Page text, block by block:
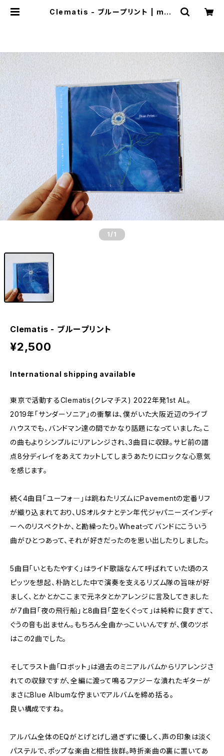
Clematis - ブループリント | mab
1 /1
Clematis - ブループリント
¥2,500
International shipping available
東京で活動するClematis(クレマチス) 2022年発1st AL。
2019年「サンダーソニア」の衝撃は、僕がいた大阪近辺のライブ
ハウスでも、バンドマン達の間でかなり話題になっていました。こ
の曲もよりシンプルにリアレンジされ、3曲目に収録。サビ前の譜
点8分ディレイをあえてカットしてしまうあたりにロックな心意気
を感じます。
続く4曲目「ユーフォ―」は跳ねたリズムにPavementの定番リフ
が織り込まれており、USオルタナとテン年代ジャパニーズインディ
ーへのリスペクトか、と勘繰ったり。Wheatってバンドにこういう
曲がひとつあって、それが好きだったのを思い出したりしました。
5曲目「いともたやすく」はライド歌謡なんて呼ばれていた頃のス
ピッツを想起、朴訥とした中で演奏を支えるリズム隊の旨味が好
ましく、とかとかここまで元ネタとかアレンジに言及してきました
が7曲目「夜の飛行船」と8曲目「空をくぐって」は純粋に良すぎて、
ぐうの音も出ません。もちろん全曲かっこいいんですが、僕のツボ
はこの2曲でした。
そしてラスト曲「ロボット」は過去のミニアルバムからリアレンジさ
れての収録ですが、全編に渡って鳴るファジーな潰れたギターが
まさにBlue Albumな佇まいでアルバムを締め括る。
良い構成ですね。
アルバム全体のEQがとげとげし過ぎずに優しく、声の印象は淡く
パステルで、ポップな楽曲と相性抜群。時折楽曲の裏に置いてあ